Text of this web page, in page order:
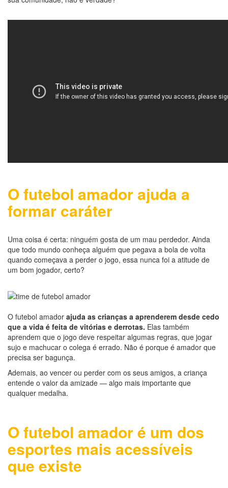
O futebol amador ajuda a
formar caráter
Uma coisa é certa: ninguém gosta de um mau perdedor. Ainda
que todo mundo conheça alguém que pegava a bola de volta
quando começava a perder o jogo, essa nunca foi a atitude de
um bom jogador, certo?
O futebol amador ajuda as crianças a aprenderem desde cedo
que a vida é feita de vitórias e derrotas. Elas também
aprendem que o jogo deve respeitar algumas regras, que jogar
sujo e machucar o colega é errado. Não é porque é amador que
precisa ser bagunça.
Ademais, ao vencer ou perder com os seus amigos, a criança
entende o valor da amizade — algo mais importante que
qualquer medalha.
O futebol amador é um dos
esportes mais acessíveis
que existe